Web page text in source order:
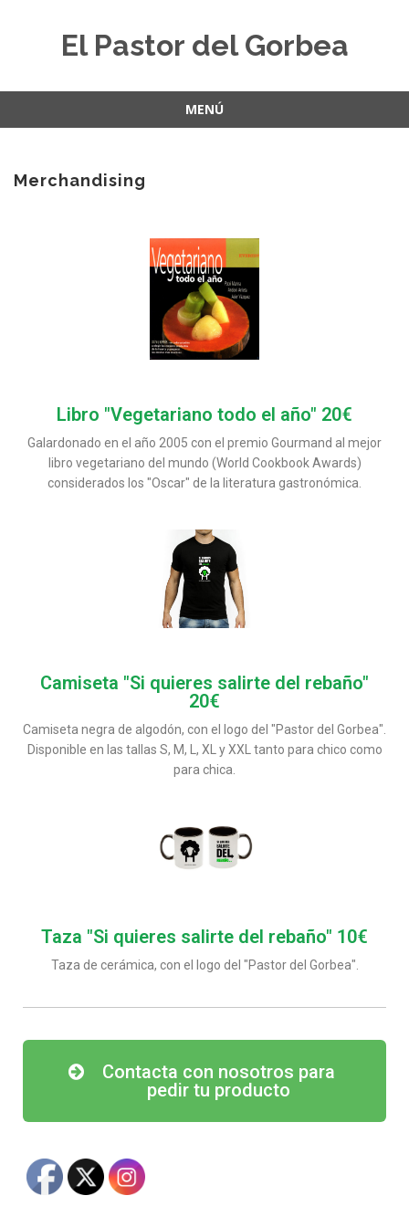
El Pastor del Gorbea
MENÚ
Merchandising
Libro "Vegetariano todo el año" 20€
Galardonado en el año 2005 con el premio Gourmand al mejor
libro vegetariano del mundo (World Cookbook Awards)
considerados los "Oscar" de la literatura gastronómica.
Camiseta "Si quieres salirte del rebaño"
20€
Camiseta negra de algodón, con el logo del "Pastor del Gorbea".
Disponible en las tallas S, M, L, XL y XXL tanto para chico como
para chica.
Taza "Si quieres salirte del rebaño" 10€
Taza de cerámica, con el logo del "Pastor del Gorbea".
Contacta con nosotros para
pedir tu producto